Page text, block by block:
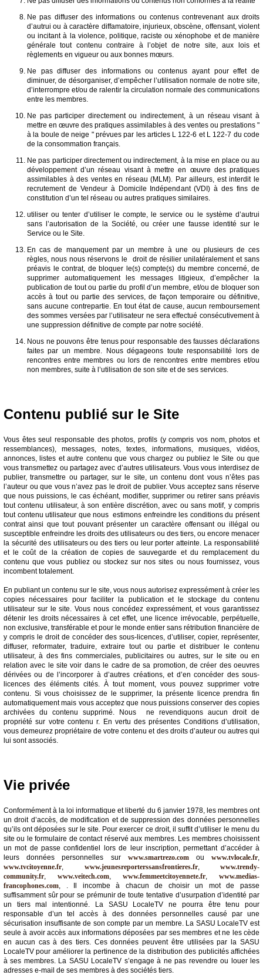
Ne pas diffuser des informations ou contenus contrevenant aux droits
d’autrui ou à caractère diffamatoire, injurieux, obscène, offensant, violent
ou incitant à la violence, politique, raciste ou xénophobe et de manière
générale tout contenu contraire à l’objet de notre site, aux lois et
règlements en vigueur ou aux bonnes mœurs.
Ne pas diffuser des informations ou contenus ayant pour effet de
diminuer, de désorganiser, d’empêcher l’utilisation normale de notre site,
d’interrompre et/ou de ralentir la circulation normale des communications
entre les membres.
Ne pas participer directement ou indirectement, à un réseau visant à
mettre en œuvre des pratiques assimilables à des ventes ou prestations "
à la boule de neige " prévues par les articles L 122-6 et L 122-7 du code
de la consommation français.
Ne pas participer directement ou indirectement, à la mise en place ou au
développement d’un réseau visant à mettre en œuvre des pratiques
assimilables à des ventes en réseau (MLM). Par ailleurs, est interdit le
recrutement de Vendeur à Domicile Indépendant (VDI) à des fins de
constitution d’un tel réseau ou autres pratiques similaires.
utiliser ou tenter d’utiliser le compte, le service ou le système d’autrui
sans l’autorisation de la Société, ou créer une fausse identité sur le
Service ou le Site.
En cas de manquement par un membre à une ou plusieurs de ces
règles, nous nous réservons le droit de résilier unilatéralement et sans
préavis le contrat, de bloquer le(s) compte(s) du membre concerné, de
supprimer automatiquement les messages litigieux, d’empêcher la
publication de tout ou partie du profil d’un membre, et/ou de bloquer son
accès à tout ou partie des services, de façon temporaire ou définitive,
sans aucune contrepartie. En tout état de cause, aucun remboursement
des sommes versées par l’utilisateur ne sera effectué consécutivement à
une suppression définitive de compte par notre société.
Nous ne pouvons être tenus pour responsable des fausses déclarations
faites par un membre. Nous dégageons toute responsabilité lors de
rencontres entre membres ou lors de rencontres entre membres et/ou
non membres, suite à l’utilisation de son site et de ses services.
Contenu publié sur le Site
Vous êtes seul responsable des photos, profils (y compris vos nom, photos et
ressemblances), messages, notes, textes, informations, musiques, vidéos,
annonces, listes et autre contenu que vous chargez ou publiez le Site ou que
vous transmettez ou partagez avec d’autres utilisateurs. Vous vous interdisez de
publier, transmettre ou partager, sur le site, un contenu dont vous n’êtes pas
l’auteur ou que vous n’avez pas le droit de publier. Vous acceptez sans réserve
que nous puissions, le cas échéant, modifier, supprimer ou retirer sans préavis
tout contenu utilisateur, à son entière discrétion, avec ou sans motif, y compris
tout contenu utilisateur que nous estimons enfreindre les conditions du présent
contrat ainsi que tout pouvant présenter un caractère offensant ou illégal ou
susceptible enfreindre les droits des utilisateurs ou des tiers, ou encore menacer
la sécurité des utilisateurs ou des tiers ou leur porter atteinte. La responsabilité
et le coût de la création de copies de sauvegarde et du remplacement du
contenu que vous publiez ou stockez sur nos sites ou nous fournissez, vous
incombent totalement.
En publiant un contenu sur le site, vous nous autorisez expressément à créer les
copies nécessaires pour faciliter la publication et le stockage du contenu
utilisateur sur le site. Vous nous concédez expressément, et vous garantissez
détenir les droits nécessaires à cet effet, une licence irrévocable, perpétuelle,
non exclusive, transférable et pour le monde entier sans rétribution financière de
y compris le droit de concéder des sous-licences, d’utiliser, copier, représenter,
diffuser, reformater, traduire, extraire tout ou partie et distribuer le contenu
utilisateur, à des fins commerciales, publicitaires ou autres, sur le site ou en
relation avec le site voir dans le cadre de sa promotion, de créer des oeuvres
dérivées ou de l’incorporer à d’autres créations, et d’en concéder des sous-
licences des éléments cités. À tout moment, vous pouvez supprimer votre
contenu. Si vous choisissez de le supprimer, la présente licence prendra fin
automatiquement mais vous acceptez que nous puissions conserver des copies
archivées du contenu supprimé. Nous ne revendiquons aucun droit de
propriété sur votre contenu r. En vertu des présentes Conditions d’utilisation,
vous demeurez propriétaire de votre contenu et des droits d’auteur ou autres qui
lui sont associés.
Vie privée
Conformément à la loi informatique et liberté du 6 janvier 1978, les membres ont
un droit d’accès, de modification et de suppression des données personnelles
qu’ils ont déposées sur le site. Pour exercer ce droit, il suffit d’utiliser le menu du
site ou le formulaire de contact réservé aux membres. Les membres choisissent
un mot de passe confidentiel lors de leur inscription, permettant d’accéder à
leurs données personnelles sur www.smartrezo.comouwww.tvlocale.fr
www.tvcitoyenne.fr
www.jeunesreporterssansfrontieres.fr, www.trendy-
community.fr
www.veitech.com www.femmeetcitoyennete.fr
www.medias-
francophones.com , . Il incombe à chacun de choisir un mot de passe
suffisamment sûr pour se prémunir de toute tentative d’usurpation d’identité par
un tiers mal intentionné. La SASU LocaleTV ne pourra être tenu pour
responsable d’un tel accès à des données personnelles causé par une
sécurisation insuffisante de son compte par un membre. La SASU LocaleTV est
seule à avoir accès aux informations déposées par ses membres et ne les cède
en aucun cas à des tiers. Ces données peuvent être utilisées par la SASU
LocaleTV pour améliorer la pertinence de la distribution des publicités affichées
à ses membres. La SASU LocaleTV s’engage à ne pas revendre ou louer les
adresses e-mail de ses membres à des sociétés tiers.